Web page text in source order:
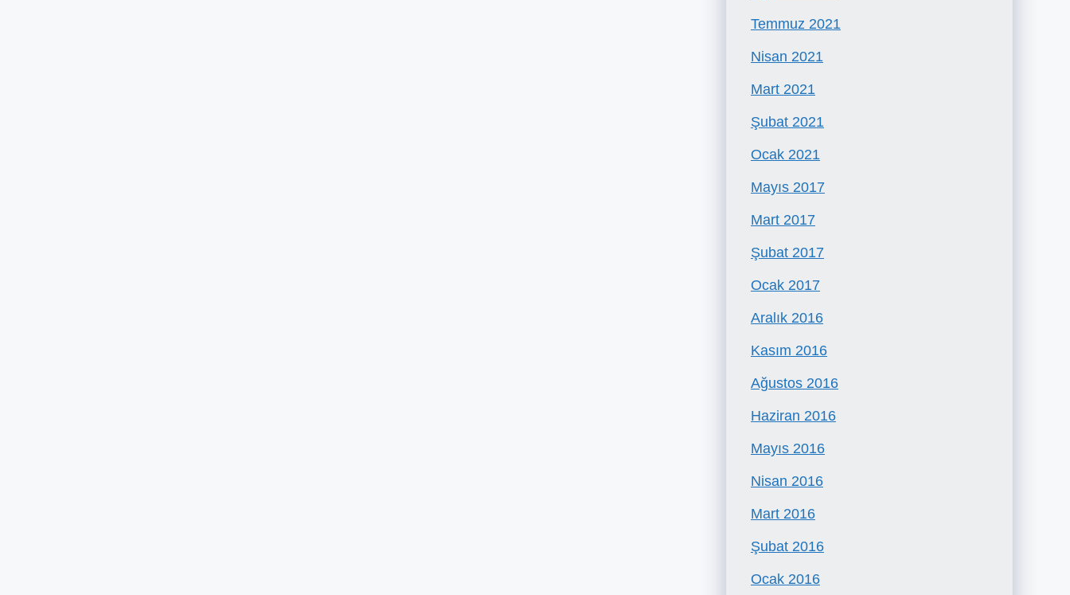
Temmuz 2021
Nisan 2021
Mart 2021
Şubat 2021
Ocak 2021
Mayıs 2017
Mart 2017
Şubat 2017
Ocak 2017
Aralık 2016
Kasım 2016
Ağustos 2016
Haziran 2016
Mayıs 2016
Nisan 2016
Mart 2016
Şubat 2016
Ocak 2016